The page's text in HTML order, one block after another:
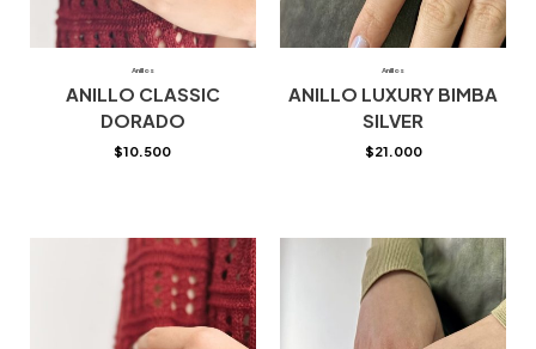
Anillos
ANILLO CLASSIC
DORADO
$10.500
Anillos
ANILLO LUXURY BIMBA
SILVER
$21.000